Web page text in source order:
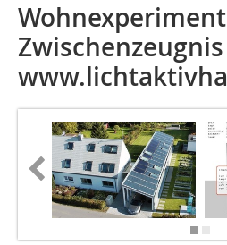
Zwischenzeugnis